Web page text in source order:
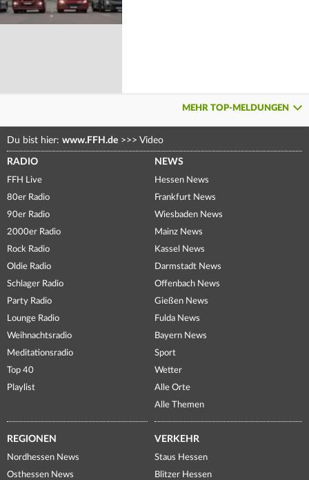
MEHR TOP-MELDUNGEN
Du bist hier: www.FFH.de >>> Video
RADIO
FFH Live
80er Radio
90er Radio
2000er Radio
Rock Radio
Oldie Radio
Schlager Radio
Party Radio
Lounge Radio
Weihnachtsradio
Meditationsradio
Top 40
Playlist
NEWS
Hessen News
Frankfurt News
Wiesbaden News
Mainz News
Kassel News
Darmstadt News
Offenbach News
Gießen News
Fulda News
Bayern News
Sport
Wetter
Alle Orte
Alle Themen
REGIONEN
Nordhessen News
Osthessen News
VERKEHR
Staus Hessen
Blitzer Hessen